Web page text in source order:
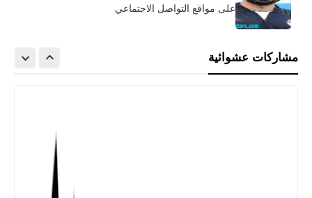
على مواقع التواصل الاجتماعي
مشاركات عشوائية